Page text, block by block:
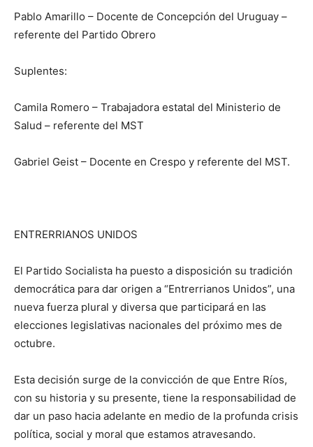
Pablo Amarillo – Docente de Concepción del Uruguay –
referente del Partido Obrero
Suplentes:
Camila Romero – Trabajadora estatal del Ministerio de
Salud – referente del MST
Gabriel Geist – Docente en Crespo y referente del MST.
ENTRERRIANOS UNIDOS
El Partido Socialista ha puesto a disposición su tradición
democrática para dar origen a “Entrerrianos Unidos”, una
nueva fuerza plural y diversa que participará en las
elecciones legislativas nacionales del próximo mes de
octubre.
Esta decisión surge de la convicción de que Entre Ríos,
con su historia y su presente, tiene la responsabilidad de
dar un paso hacia adelante en medio de la profunda crisis
política, social y moral que estamos atravesando.